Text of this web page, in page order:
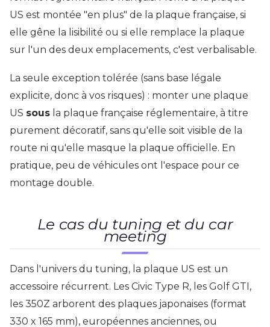
US est montée "en plus" de la plaque française, si
elle gêne la lisibilité ou si elle remplace la plaque
sur l'un des deux emplacements, c'est verbalisable.
La seule exception tolérée (sans base légale
explicite, donc à vos risques) : monter une plaque
US sous la plaque française réglementaire, à titre
purement décoratif, sans qu'elle soit visible de la
route ni qu'elle masque la plaque officielle. En
pratique, peu de véhicules ont l'espace pour ce
montage double.
Le cas du tuning et du car
meeting
Dans l'univers du tuning, la plaque US est un
accessoire récurrent. Les Civic Type R, les Golf GTI,
les 350Z arborent des plaques japonaises (format
330 x 165 mm), européennes anciennes, ou